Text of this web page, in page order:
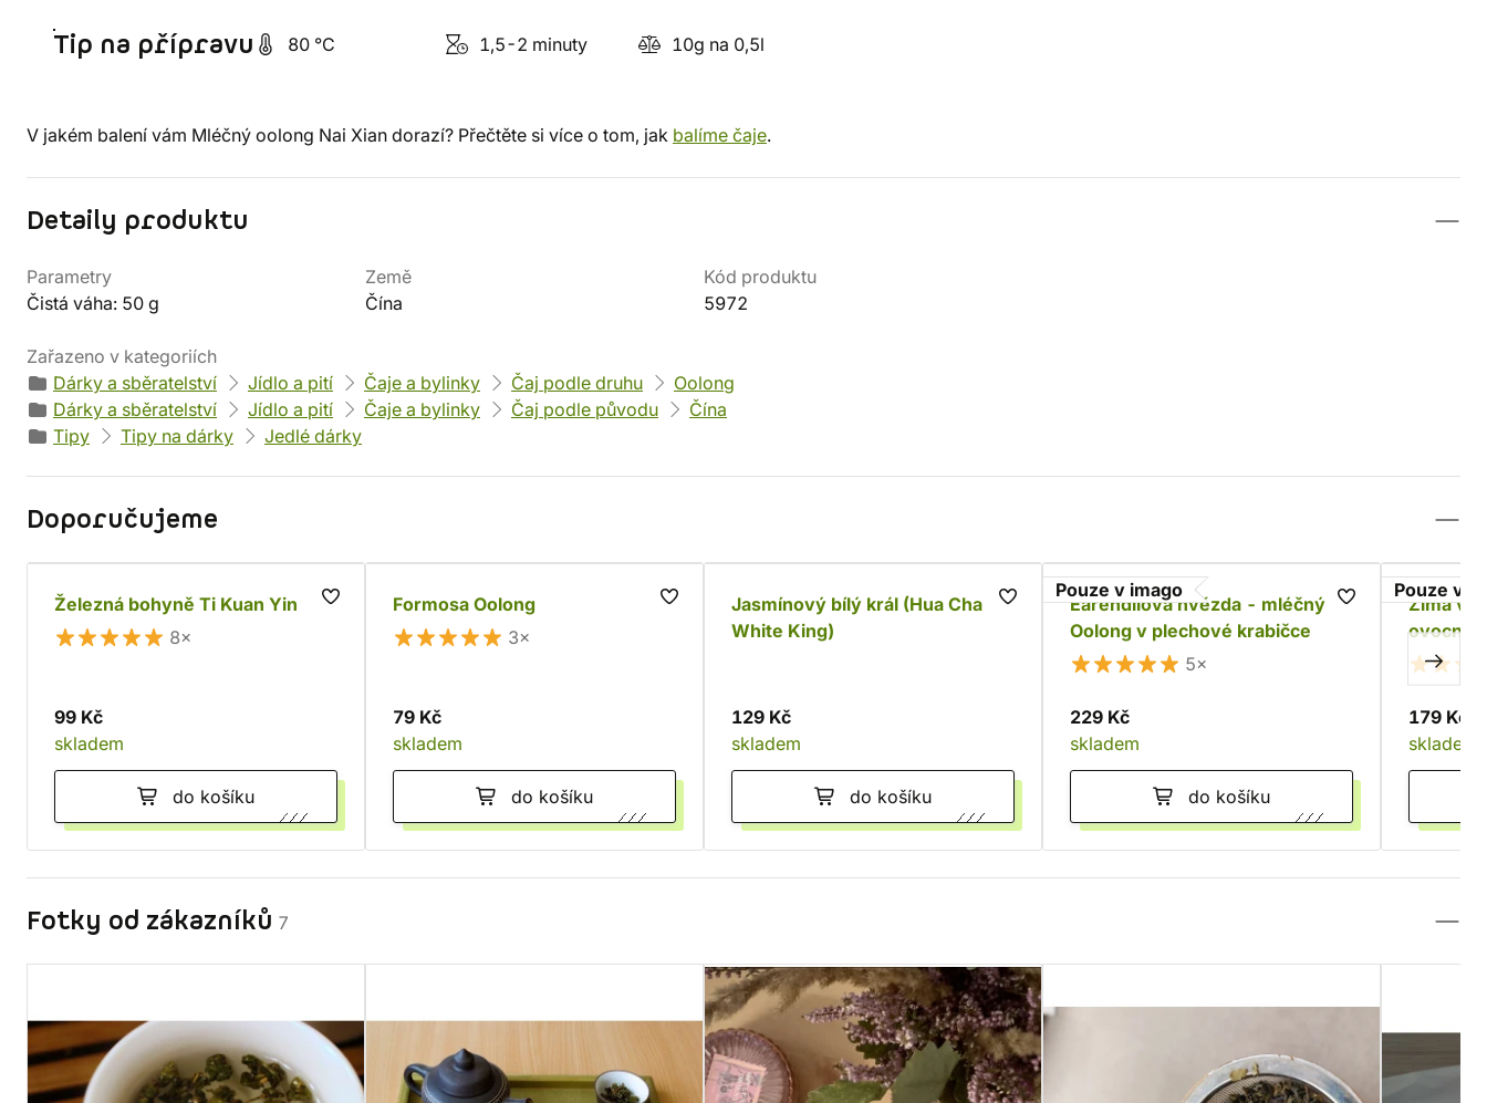
Tip na přípravu 80 °C 1,5-2 minuty 10g na 0,5l
V jakém balení vám Mléčný oolong Nai Xian dorazí? Přečtěte si více o tom, jak balíme čaje.
Detaily produktu
Parametry
Čistá váha: 50 g
Země
Čína
Kód produktu
5972
Zařazeno v kategoriích
Dárky a sběratelství
Jídlo a pití Čaje a bylinky Čaj podle druhu
Oolong
Dárky a sběratelství
Jídlo a pití Čaje a bylinky Čaj podle původu
Čína
Tipy
Tipy na dárky Jedlé dárky
Doporučujeme
Železná bohyně Ti Kuan Yin
8×
99 Kč
skladem
do košíku
Formosa Oolong
3×
79 Kč
skladem
do košíku
Jasmínový bílý král (Hua Cha
White King)
129 Kč
skladem
do košíku
Pouze v imago
Eärendilova hvězda - mléčný
Oolong v plechové krabičce
5×
229 Kč
skladem
do košíku
Pouze v
Zima ve
ovocná
krabičce
179 Kč
skladem
Fotky od zákazníků 7